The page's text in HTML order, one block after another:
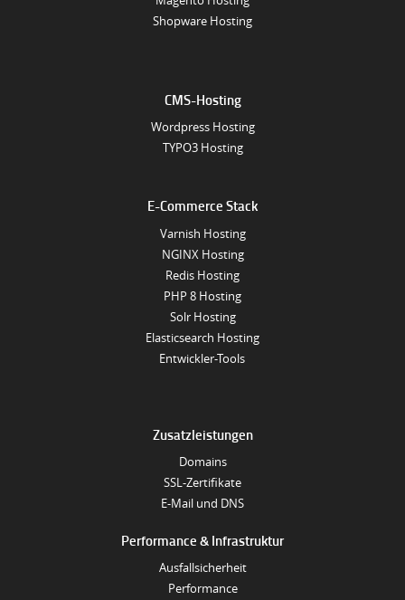
Shopware Hosting
CMS-Hosting
Wordpress Hosting
TYPO3 Hosting
E-Commerce Stack
Varnish Hosting
NGINX Hosting
Redis Hosting
PHP 8 Hosting
Solr Hosting
Elasticsearch Hosting
Entwickler-Tools
Zusatzleistungen
Domains
SSL-Zertifikate
E-Mail und DNS
Performance & Infrastruktur
Ausfallsicherheit
Performance